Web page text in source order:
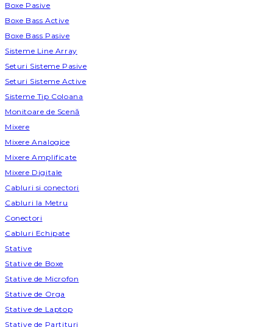
Boxe Pasive
Boxe Bass Active
Boxe Bass Pasive
Sisteme Line Array
Seturi Sisteme Pasive
Seturi Sisteme Active
Sisteme Tip Coloana
Monitoare de Scenă
Mixere
Mixere Analogice
Mixere Amplificate
Mixere Digitale
Cabluri si conectori
Cabluri la Metru
Conectori
Cabluri Echipate
Stative
Stative de Boxe
Stative de Microfon
Stative de Orga
Stative de Laptop
Stative de Partituri